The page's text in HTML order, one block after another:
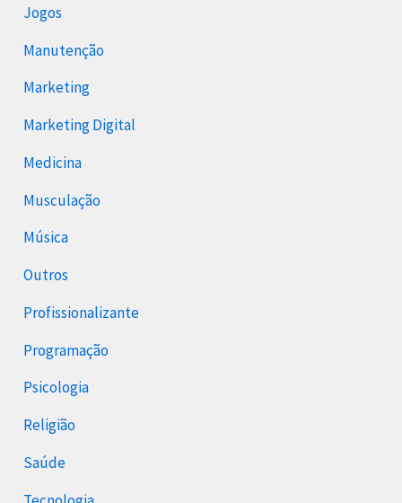
Jogos
Manutenção
Marketing
Marketing Digital
Medicina
Musculação
Música
Outros
Profissionalizante
Programação
Psicologia
Religião
Saúde